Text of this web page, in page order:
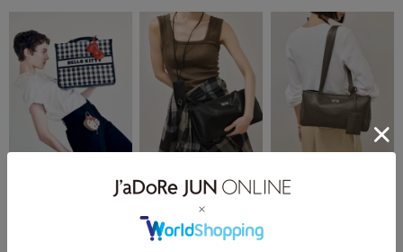
【HELLO KITTY×VIS】日
ダブルポケットトートバ
ッグ
¥14,300
ダブルポケットトートバ
ッグ
¥14,300